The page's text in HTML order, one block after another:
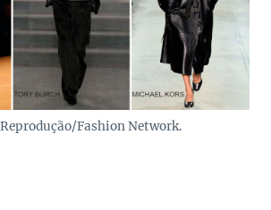
Fashion Network.